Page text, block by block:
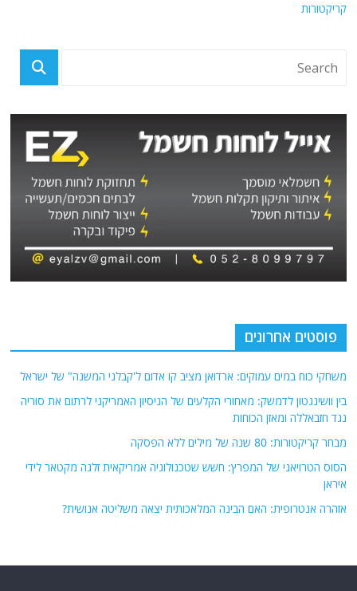
קריקטורות
פוסטים אחרונים
משחקי כוח במים עמוקים: ארדואן מציב קו אדום ל'קבלני המשנה" של ישראל
בין וושינגטון לדמשק: מאחורי הקלעים של הניסיון האמריקני לרתום את סוריה
נגד חזבאללה ומאזן הכוחות
מבחר קריקטורות: 80 שנה של מילים ללא הפסקה
הסוס הטרויאני של המפרץ: חשש שטכנולוגיה אמריקאית זלגה מקטאר לידי
איראן
אזהרה אנטרופית: האם הבינה המלאכותית יצאה משליטה אנושית?